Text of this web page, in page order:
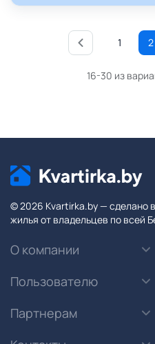
1 2
16-30 из
© 2026 Kvartirka.by — сделано
жилья от владельцев по всей
О компании
Пользователю
Партнерам